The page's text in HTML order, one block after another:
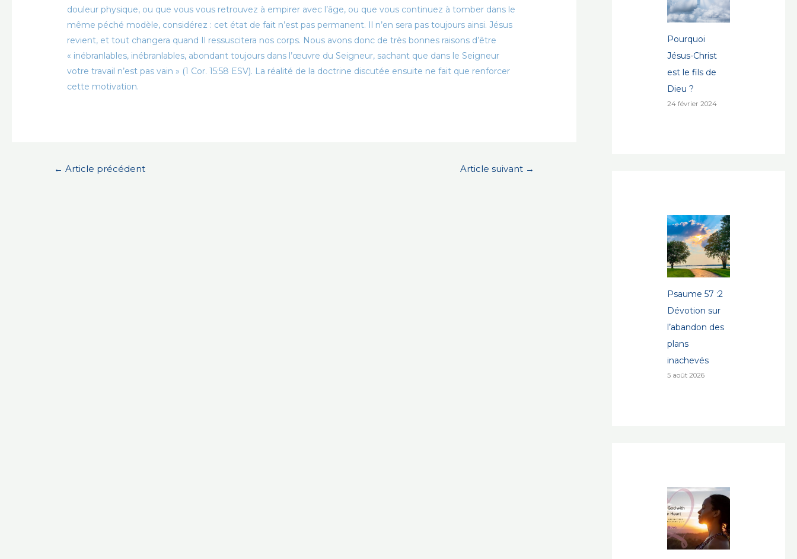
douleur physique, ou que vous vous retrouvez à empirer avec l’âge, ou que vous continuez à tomber dans le
même péché modèle, considérez : cet état de fait n’est pas permanent. Il n’en sera pas toujours ainsi. Jésus
revient, et tout changera quand Il ressuscitera nos corps. Nous avons donc de très bonnes raisons d’être
« inébranlables, inébranlables, abondant toujours dans l’œuvre du Seigneur, sachant que dans le Seigneur
votre travail n’est pas vain » (1 Cor. 15:58 ESV). La réalité de la doctrine discutée ensuite ne fait que renforcer
cette motivation.
Navigation
← Article précédent Article suivant →
Pourquoi
Jésus-Christ
est le fils de
Dieu ?
24 février 2024
Psaume 57 :2
Dévotion sur
l’abandon des
plans
inachevés
5 août 2026